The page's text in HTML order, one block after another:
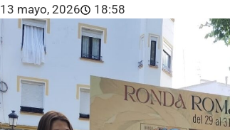
13 mayo, 2026 18:58